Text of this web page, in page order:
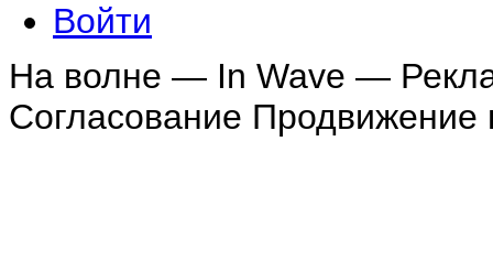
Войти
На волне — In Wave —
Согласование Продвижение